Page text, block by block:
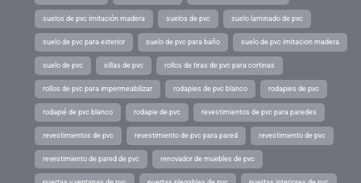
suelos de pvc imitación madera suelos de pvc suelo laminado de pvc
suelo de pvc para exterior suelo de pvc para baño suelo de pvc imitacion madera
suelo de pvc sillas de pvc rollos de tiras de pvc para cortinas
rollos de pvc para impermeabilizar rodapies de pvc blanco rodapies de pvc
rodapié de pvc blanco rodapie de pvc revestimientos de pvc para paredes
revestimientos de pvc revestimiento de pvc para pared revestimiento de pvc
revestimiento de pared de pvc renovador de muebles de pvc